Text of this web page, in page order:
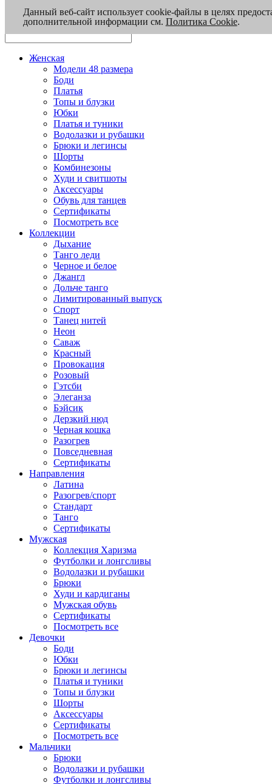
Женская
Модели 48 размера
Боди
Платья
Топы и блузки
Юбки
Платья и туники
Водолазки и рубашки
Брюки и легинсы
Шорты
Комбинезоны
Худи и свитшоты
Аксессуары
Обувь для танцев
Сертификаты
Посмотреть все
Коллекции
Дыхание
Танго леди
Черное и белое
Джангл
Дольче танго
Лимитированный выпуск
Спорт
Танец нитей
Неон
Саваж
Красный
Провокация
Розовый
Гэтсби
Элеганза
Бэйсик
Дерзкий нюд
Черная кошка
Разогрев
Повседневная
Сертификаты
Направления
Латина
Разогрев/спорт
Стандарт
Танго
Сертификаты
Мужская
Коллекция Харизма
Футболки и лонгсливы
Водолазки и рубашки
Брюки
Худи и кардиганы
Мужская обувь
Сертификаты
Посмотреть все
Девочки
Боди
Юбки
Брюки и легинсы
Платья и туники
Топы и блузки
Шорты
Аксессуары
Сертификаты
Посмотреть все
Мальчики
Брюки
Водолазки и рубашки
Футболки и лонгсливы
Данный веб-сайт использует cookie-файлы в целях
дополнительной информации см. Политика Cookie.